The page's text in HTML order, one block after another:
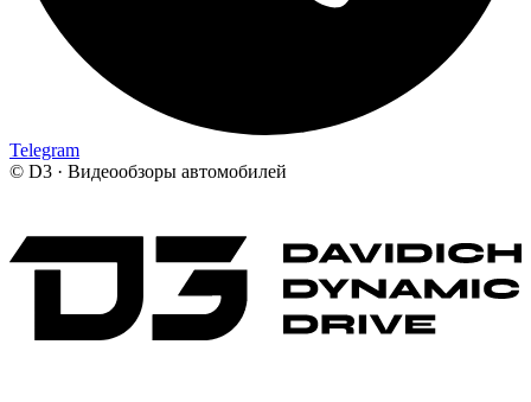
Telegram
© D3 · Видеообзоры автомобилей